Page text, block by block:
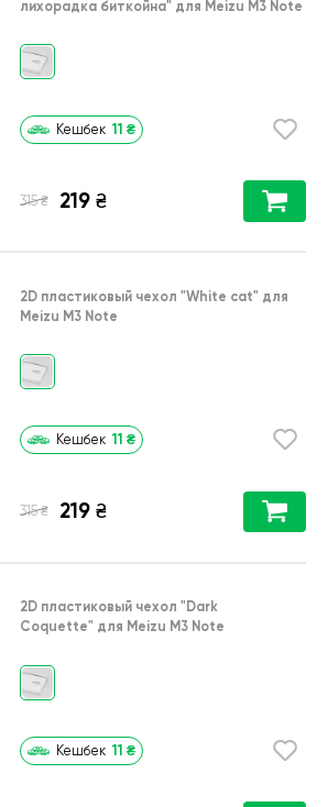
лихорадка биткойна" для Meizu M3 Note
Кешбек 11 ₴
315 ₴ 219 ₴
2D пластиковый чехол "White cat" для
Meizu M3 Note
Кешбек 11 ₴
315 ₴ 219 ₴
2D пластиковый чехол "Dark
Coquette" для Meizu M3 Note
Кешбек 11 ₴